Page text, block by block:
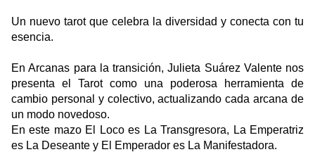
Un nuevo tarot que celebra la diversidad y conecta con tu
esencia.
En Arcanas para la transición, Julieta Suárez Valente nos
presenta el Tarot como una poderosa herramienta de
cambio personal y colectivo, actualizando cada arcana de
un modo novedoso.
En este mazo El Loco es La Transgresora, La Emperatriz
es La Deseante y El Emperador es La Manifestadora.